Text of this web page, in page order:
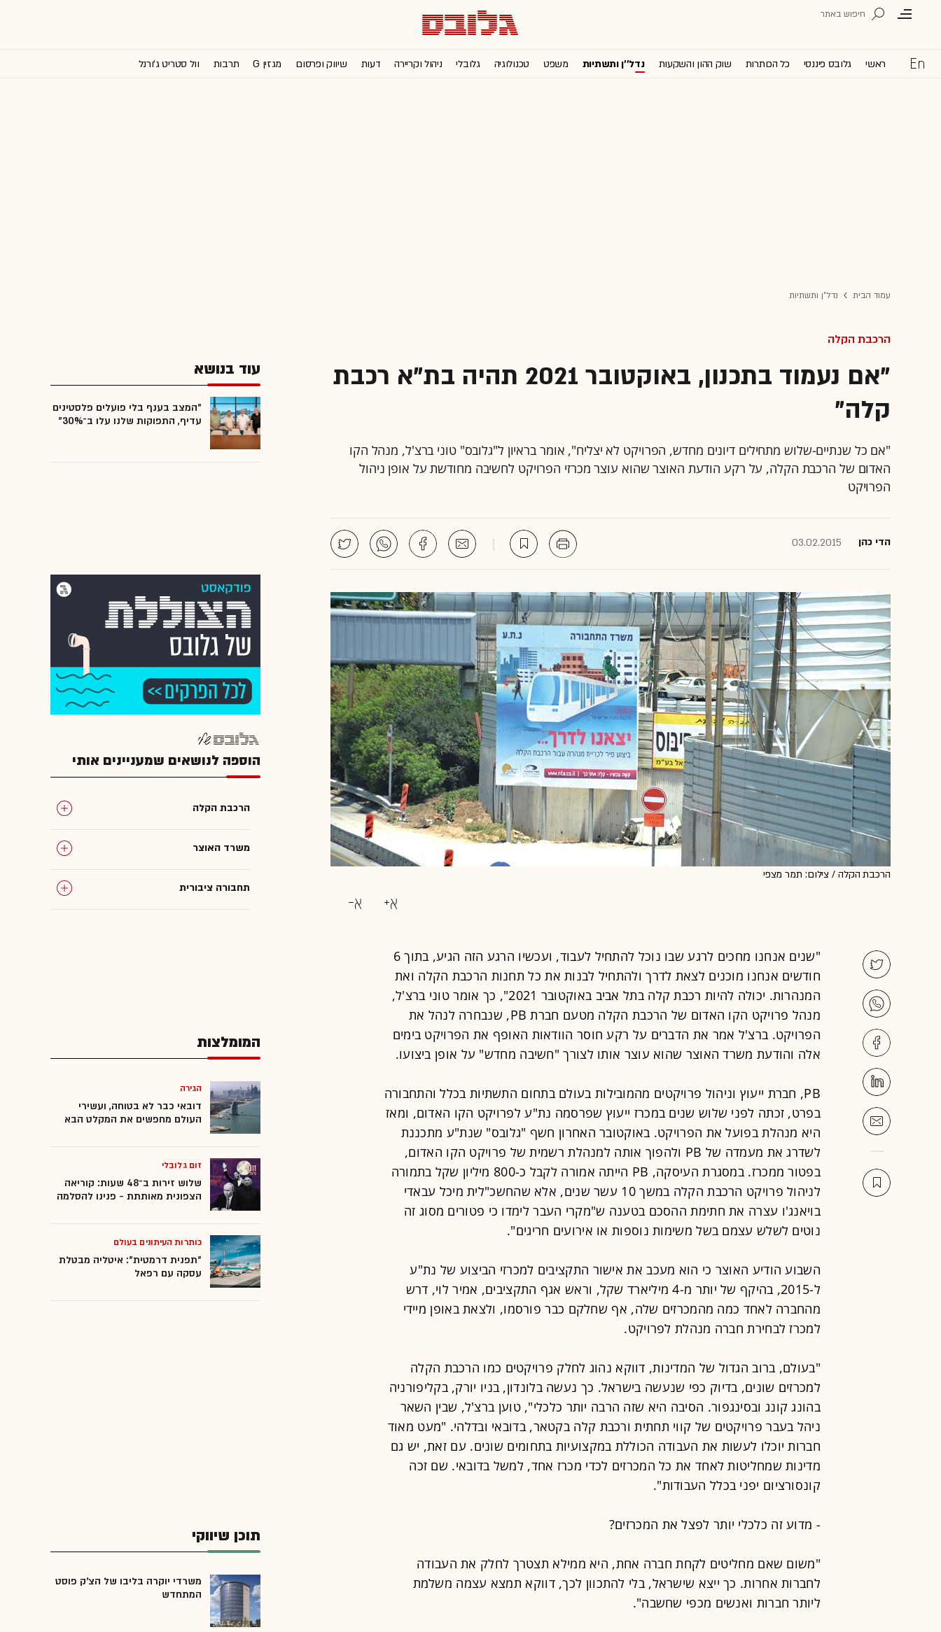
ראשי גלובס פיננסי כל הכותרות שוק ההון והשקעות נדל''ן ותשתיות משפט טכנולוגיה גלובלי ניהול וקריירה דעות שיווק ופרסום מגזין G תרבות וול סטריט ג'ורנל
עמוד הבית נדל"ן ותשתיות
הרכבת הקלה
"אם נעמוד בתכנון, באוקטובר 2021 תהיה בת"א רכבת
קלה"
"אם כל שנתיים-שלוש מתחילים דיונים מחדש, הפרויקט לא יצליח", אומר בראיון ל"גלובס" טוני ברצ'ל, מנהל הקו
האדום של הרכבת הקלה, על רקע הודעת האוצר שהוא עוצר מכרזי הפרויקט לחשיבה מחודשת על אופן ניהול
הפרויקט
הדי כהן 03.02.2015
הרכבת הקלה / צילום: תמר מצפי
"שנים אנחנו מחכים לרגע שבו נוכל להתחיל לעבוד, ועכשיו הרגע הזה הגיע, בתוך 6
חודשים אנחנו מוכנים לצאת לדרך ולהתחיל לבנות את כל תחנות הרכבת הקלה ואת
המנהרות. יכולה להיות רכבת קלה בתל אביב באוקטובר 2021", כך אומר טוני ברצ'ל,
מנהל פרויקט הקו האדום של הרכבת הקלה מטעם חברת PB, שנבחרה לנהל את
הפרויקט. ברצ'ל אמר את הדברים על רקע חוסר הוודאות האופף את הפרויקט בימים
אלה והודעת משרד האוצר שהוא עוצר אותו לצורך "חשיבה מחדש" על אופן ביצועו.
PB, חברת ייעוץ וניהול פרויקטים מהמובילות בעולם בתחום התשתיות בכלל והתחבורה
בפרט, זכתה לפני שלוש שנים במכרז ייעוץ שפרסמה נת"ע לפרויקט הקו האדום, ומאז
היא מנהלת בפועל את הפרויקט. באוקטובר האחרון חשף "גלובס" שנת"ע מתכננת
לשדרג את מעמדה של PB ולהפוך אותה למנהלת רשמית של פרויקט הקו האדום,
בפטור ממכרז. במסגרת העיסקה, PB הייתה אמורה לקבל כ-800 מיליון שקל בתמורה
לניהול פרויקט הרכבת הקלה במשך 10 עשר שנים, אלא שהחשכ"לית מיכל עבאדי
בויאנג'ו עצרה את חתימת ההסכם בטענה ש"מקרי העבר לימדו כי פטורים מסוג זה
נוטים לשלש עצמם בשל משימות נוספות או אירועים חריגים".
השבוע הודיע האוצר כי הוא מעכב את אישור התקציבים למכרזי הביצוע של נת"ע
ל-2015, בהיקף של יותר מ-4 מיליארד שקל, וראש אגף התקציבים, אמיר לוי, דרש
מהחברה לאחד כמה מהמכרזים שלה, אף שחלקם כבר פורסמו, ולצאת באופן מיידי
למכרז לבחירת חברה מנהלת לפרויקט.
"בעולם, ברוב הגדול של המדינות, דווקא נהוג לחלק פרויקטים כמו הרכבת הקלה
למכרזים שונים, בדיוק כפי שנעשה בישראל. כך נעשה בלונדון, בניו יורק, בקליפורניה
בהונג קונג ובסינגפור. הסיבה היא שזה הרבה יותר כלכלי", טוען ברצ'ל, שבין השאר
ניהל בעבר פרויקטים של קווי תחתית ורכבת קלה בקטאר, בדובאי ובדלהי. "מעט מאוד
חברות יוכלו לעשות את העבודה הכוללת במקצועיות בתחומים שונים. עם זאת, יש גם
מדינות שמחליטות לאחד את כל המכרזים לכדי מכרז אחד, למשל בדובאי. שם זכה
קונסורציום יפני בכלל העבודות".
- מדוע זה כלכלי יותר לפצל את המכרזים?
"משום שאם מחליטים לקחת חברה אחת, היא ממילא תצטרך לחלק את העבודה
לחברות אחרות. כך ייצא שישראל, בלי להתכוון לכך, דווקא תמצא עצמה משלמת
ליותר חברות ואנשים מכפי שחשבה".
עוד בנושא
"המצב בענף בלי פועלים פלסטינים
עדיף, התפוקות שלנו עלו ב־30%"
הוספה לנושאים שמעניינים אותי
הרכבת הקלה
משרד האוצר
תחבורה ציבורית
המומלצות
הגירה
דובאי כבר לא בטוחה, ועשירי
העולם מחפשים את המקלט הבא
זום גלובלי
שלוש זירות ב־48 שעות: קוריאה
הצפונית מאותתת - פנינו להסלמה
כותרות העיתונים בעולם
"תפנית דרמטית": איטליה מבטלת
עסקה עם רפאל
תוכן שיווקי
משרדי יוקרה בליבו של הצ'ק פוסט
המתחדש